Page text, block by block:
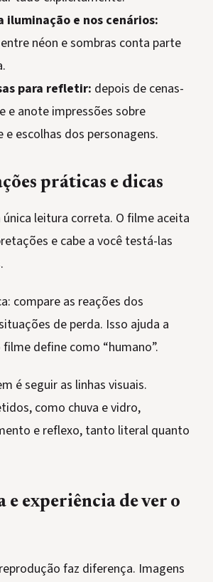
iluminação e nos cenários:
néon e sombras conta parte
para refletir: depois de cenas-
e anote impressões sobre
e escolhas dos personagens.
práticas e dicas
única leitura correta. O filme aceita
e cabe a você testá-las
compare as reações dos
de perda. Isso ajuda a
define como “humano”.
é seguir as linhas visuais.
como chuva e vidro,
e reflexo, tanto literal quanto
e experiência de ver o
faz diferença. Imagens